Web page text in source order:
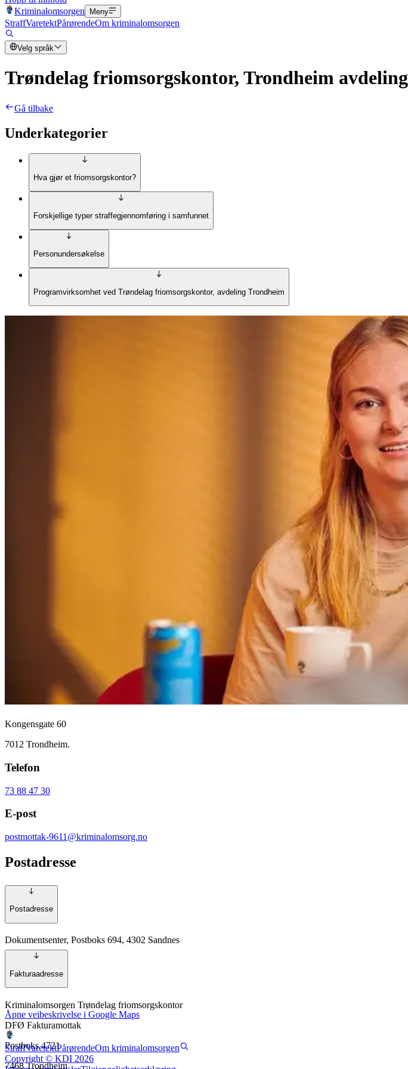
Kriminalomsorgen
Meny
StraffVaretektPårørendeOm kriminalomsorgen
Velg språk
Trøndelag friomsorgskontor, Trondheim avdeling
Gå tilbake
Underkategorier
Hva gjør et friomsorgskontor?
Forskjellige typer straffegjennomføring i samfunnet
Personundersøkelse
Programvirksomhet ved Trøndelag friomsorgskontor, avdeling Trondheim
Kongensgate 60
7012 Trondheim.
Telefon
73 88 47 30
E-post
postmottak-9611@kriminalomsorg.no
Postadresse
Postadresse
Dokumentsenter, Postboks 694, 4302 Sandnes
Fakturaadresse
Kriminalomsorgen Trøndelag friomsorgskontor
DFØ Fakturamottak
Postboks 4721
7468 Trondheim
Åpne veibeskrivelse i Google Maps
StraffVaretektPårørendeOm kriminalomsorgen
Copyright © KDI 2026